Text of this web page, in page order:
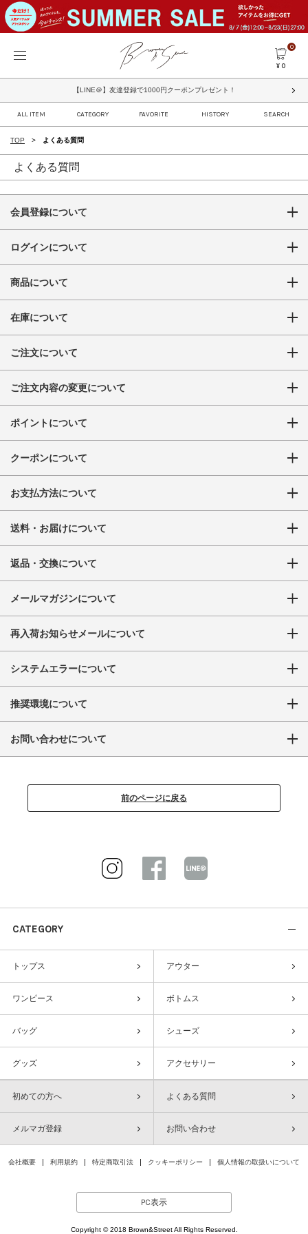
0
¥ 0
【LINE＠】友達登録で1000円クーポンプレゼント！
ALL ITEM CATEGORY FAVORITE HISTORY SEARCH
TOP よくある質問
よくある質問
会員登録について
ログインについて
商品について
在庫について
ご注文について
ご注文内容の変更について
ポイントについて
クーポンについて
お支払方法について
送料・お届けについて
返品・交換について
メールマガジンについて
再入荷お知らせメールについて
システムエラーについて
推奨環境について
お問い合わせについて
前のページに戻る
CATEGORY
トップス アウター
ワンピース ボトムス
バッグ シューズ
グッズ アクセサリー
初めての方へ よくある質問
メルマガ登録 お問い合わせ
会社概要 利用規約 特定商取引法 クッキーポリシー 個人情報の取扱いについて
PC表示
Copyright © 2018 Brown&Street All Rights Reserved.